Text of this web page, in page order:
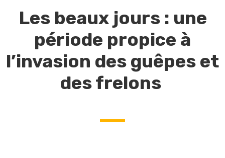
Les beaux jours : une
période propice à
l’invasion des guêpes et
des frelons